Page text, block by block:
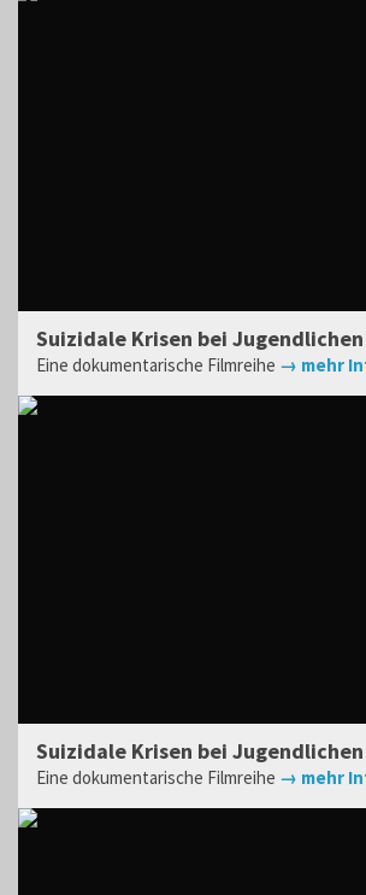
Suizidale Krisen bei Jugendlichen
Eine dokumentarische Filmreihe → mehr
Suizidale Krisen bei Jugendlichen
Eine dokumentarische Filmreihe → mehr